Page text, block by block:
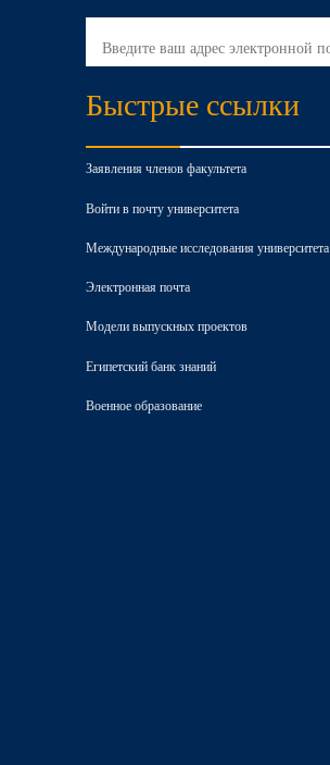
Быстрые ссылки
Заявления членов факультета
Войти в почту университета
Международные исследования университета
Электронная почта
Модели выпускных проектов
Египетский банк знаний
Военное образование